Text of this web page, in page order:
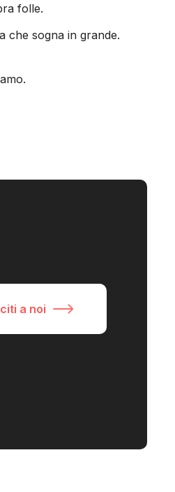
folle.
che sogna in grande.
a noi